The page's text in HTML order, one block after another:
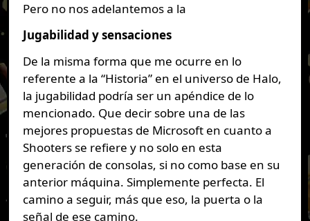
Pero no nos adelantemos a la
Jugabilidad y sensaciones
De la misma forma que me ocurre en lo
referente a la “Historia” en el universo de Halo,
la jugabilidad podría ser un apéndice de lo
mencionado. Que decir sobre una de las
mejores propuestas de Microsoft en cuanto a
Shooters se refiere y no solo en esta
generación de consolas, si no como base en su
anterior máquina. Simplemente perfecta. El
camino a seguir, más que eso, la puerta o la
señal de ese camino.